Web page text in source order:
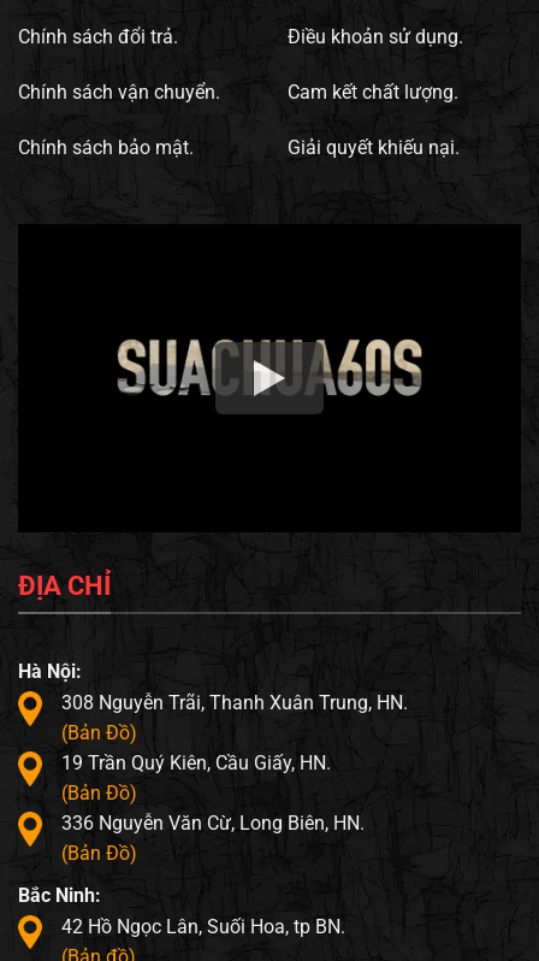
Chính sách đổi trả.
Chính sách vận chuyển.
Chính sách bảo mật.
Điều khoản sử dụng.
Cam kết chất lượng.
Giải quyết khiếu nại.
ĐỊA CHỈ
Hà Nội:
308 Nguyễn Trãi, Thanh Xuân Trung, HN.
(Bản Đồ)
19 Trần Quý Kiên, Cầu Giấy, HN.
(Bản Đồ)
336 Nguyễn Văn Cừ, Long Biên, HN.
(Bản Đồ)
Bắc Ninh:
42 Hồ Ngọc Lân, Suối Hoa, tp BN.